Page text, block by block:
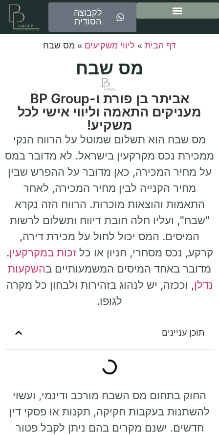
לקבוצה
הסודית
דף הבית » ליווי משקיעים » מס שבח
מס שבח
אביתר בן פורת ו-BP Group
מעניקים התאמה וליווי אישי לכל
משקיע!
מס שבח הוא תשלום שמוטל על הרווח הנקי
ממכירת נכס מקרקעין בישראל. לא מדובר במס
על מחיר המכירה, כאן מדובר על ההפרש שבין
מחיר הקנייה לבין מחיר המכירה, לאחר
התאמות והוצאות מוכרות. הרווח הזה נקרא
"שבח", ועליו חלה חובת דיווח ותשלום לרשות
המיסים. המס יכול לחול על מכירת דירה,
קרקע, נכס מסחרי, חניון או כלזכות במקרקעין.
מדובר באחד המיסים המשמעותיים בהשקעות
נדלן, וככזה, יש לנהוג בזהירות ולבחון כל מקרה
לגופו.
תוכן עניינים
החוק בתחום מס השבח מורכב ודינמי, ועשוי
להשתנות בעקבות חקיקה, תקנות או פסקי דין
חדשים. ישנם מקרים בהם ניתן לקבל פטור